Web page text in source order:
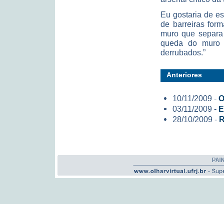
Eu gostaria de
de barreiras
muro que
queda do
derrubados.”
Anteriores
10/11/2009 -
03/11/2009 -
28/10/2009 -